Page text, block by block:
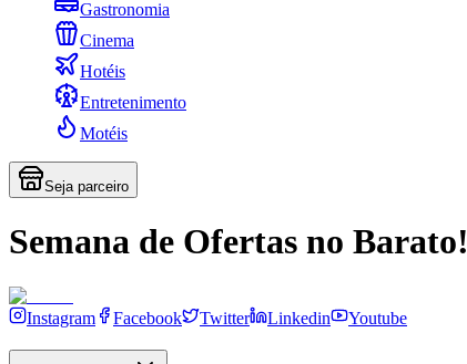
Gastronomia
Cinema
Hotéis
Entretenimento
Motéis
Seja parceiro
Semana de Ofertas no Barato!
Instagram Facebook Twitter Linkedin Youtube